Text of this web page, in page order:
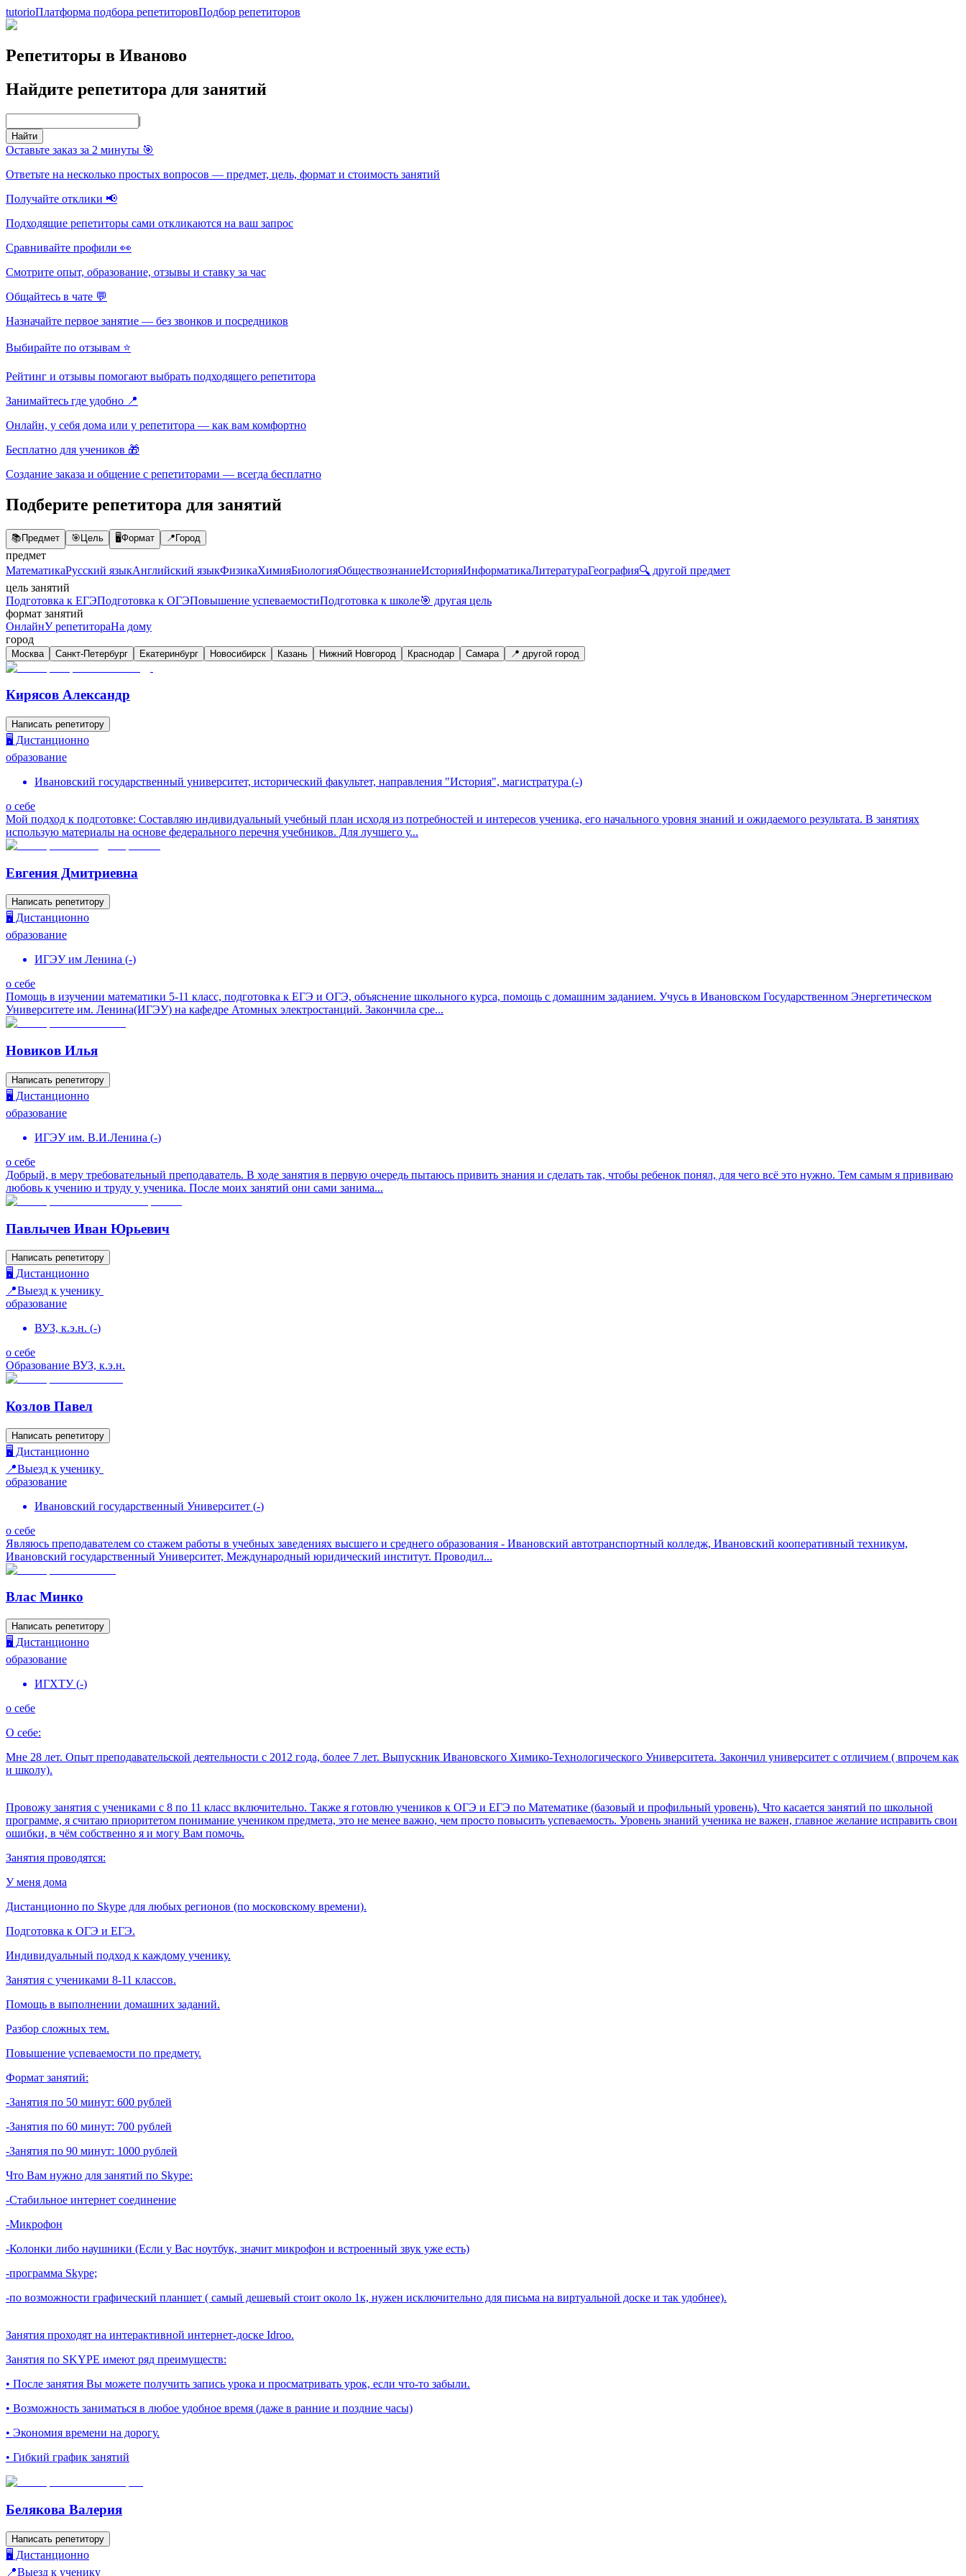
tutorioПлатформа подбора репетиторовПодбор репетиторов
Репетиторы в Иваново
Найдите репетитора для занятий
|
Найти
Оставьте заказ за 2 минуты 🎯
Ответьте на несколько простых вопросов — предмет, цель, формат и стоимость занятий
Получайте отклики 📢
Подходящие репетиторы сами откликаются на ваш запрос
Сравнивайте профили 👀
Смотрите опыт, образование, отзывы и ставку за час
Общайтесь в чате 💬
Назначайте первое занятие — без звонков и посредников
Выбирайте по отзывам ⭐
Рейтинг и отзывы помогают выбрать подходящего репетитора
Занимайтесь где удобно 📍
Онлайн, у себя дома или у репетитора — как вам комфортно
Бесплатно для учеников 🎁
Создание заказа и общение с репетиторами — всегда бесплатно
Подберите репетитора для занятий
📚Предмет 🎯Цель 🖥️Формат 📍Город
предмет
МатематикаРусский языкАнглийский языкФизикаХимияБиологияОбществознаниеИсторияИнформатикаЛитератураГеография🔍 другой предмет
цель занятий
Подготовка к ЕГЭПодготовка к ОГЭПовышение успеваемостиПодготовка к школе🎯 другая цель
формат занятий
ОнлайнУ репетитораНа дому
город
Москва Санкт-Петербург Екатеринбург Новосибирск Казань Нижний Новгород Краснодар Самара 📍 другой город
Кирясов Александр
Написать репетитору
🖥️ Дистанционно
образование
Ивановский государственный университет, исторический факультет, направления "История", магистратура (-)
о себе
Мой подход к подготовке: Составляю индивидуальный учебный план исходя из потребностей и интересов ученика, его начального уровня знаний и ожидаемого результата. В занятиях
использую материалы на основе федерального перечня учебников. Для лучшего у...
Евгения Дмитриевна
Написать репетитору
🖥️ Дистанционно
образование
ИГЭУ им Ленина (-)
о себе
Помощь в изучении математики 5-11 класс, подготовка к ЕГЭ и ОГЭ, объяснение школьного курса, помощь с домашним заданием. Учусь в Ивановском Государственном Энергетическом
Университете им. Ленина(ИГЭУ) на кафедре Атомных электростанций. Закончила сре...
Новиков Илья
Написать репетитору
🖥️ Дистанционно
образование
ИГЭУ им. В.И.Ленина (-)
о себе
Добрый, в меру требовательный преподаватель. В ходе занятия в первую очередь пытаюсь привить знания и сделать так, чтобы ребенок понял, для чего всё это нужно. Тем самым я прививаю
любовь к учению и труду у ученика. После моих занятий они сами занима...
Павлычев Иван Юрьевич
Написать репетитору
🖥️ Дистанционно
📍Выезд к ученику
образование
ВУЗ, к.э.н. (-)
о себе
Образование ВУЗ, к.э.н.
Козлов Павел
Написать репетитору
🖥️ Дистанционно
📍Выезд к ученику
образование
Ивановский государственный Университет (-)
о себе
Являюсь преподавателем со стажем работы в учебных заведениях высшего и среднего образования - Ивановский автотранспортный колледж, Ивановский кооперативный техникум,
Ивановский государственный Университет, Международный юридический институт. Проводил...
Влас Минко
Написать репетитору
🖥️ Дистанционно
образование
ИГХТУ(-)
о себе
О себе:
Мне 28 лет. Опыт преподавательской деятельности с 2012 года, более 7 лет. Выпускник Ивановского Химико-Технологического Университета. Закончил университет с отличием ( впрочем как
и школу).
Провожу занятия с учениками с 8 по 11 класс включительно. Также я готовлю учеников к ОГЭ и ЕГЭ по Математике (базовый и профильный уровень). Что касается занятий по школьной
программе, я считаю приоритетом понимание учеником предмета, это не менее важно, чем просто повысить успеваемость. Уровень знаний ученика не важен, главное желание исправить свои
ошибки, в чём собственно я и могу Вам помочь.
Занятия проводятся:
У меня дома
Дистанционно по Skype для любых регионов (по московскому времени).
Подготовка к ОГЭ и ЕГЭ.
Индивидуальный подход к каждому ученику.
Занятия с учениками 8-11 классов.
Помощь в выполнении домашних заданий.
Разбор сложных тем.
Повышение успеваемости по предмету.
Формат занятий:
-Занятия по 50 минут: 600 рублей
-Занятия по 60 минут: 700 рублей
-Занятия по 90 минут: 1000 рублей
Что Вам нужно для занятий по Skype:
-Стабильное интернет соединение
-Микрофон
-Колонки либо наушники (Если у Вас ноутбук, значит микрофон и встроенный звук уже есть)
-программа Skype;
-по возможности графический планшет ( самый дешевый стоит около 1к, нужен исключительно для письма на виртуальной доске и так удобнее).
Занятия проходят на интерактивной интернет-доске Idroo.
Занятия по SKYPE имеют ряд преимуществ:
• После занятия Вы можете получить запись урока и просматривать урок, если что-то забыли.
• Возможность заниматься в любое удобное время (даже в ранние и поздние часы)
• Экономия времени на дорогу.
• Гибкий график занятий
Белякова Валерия
Написать репетитору
🖥️ Дистанционно
📍Выезд к ученику